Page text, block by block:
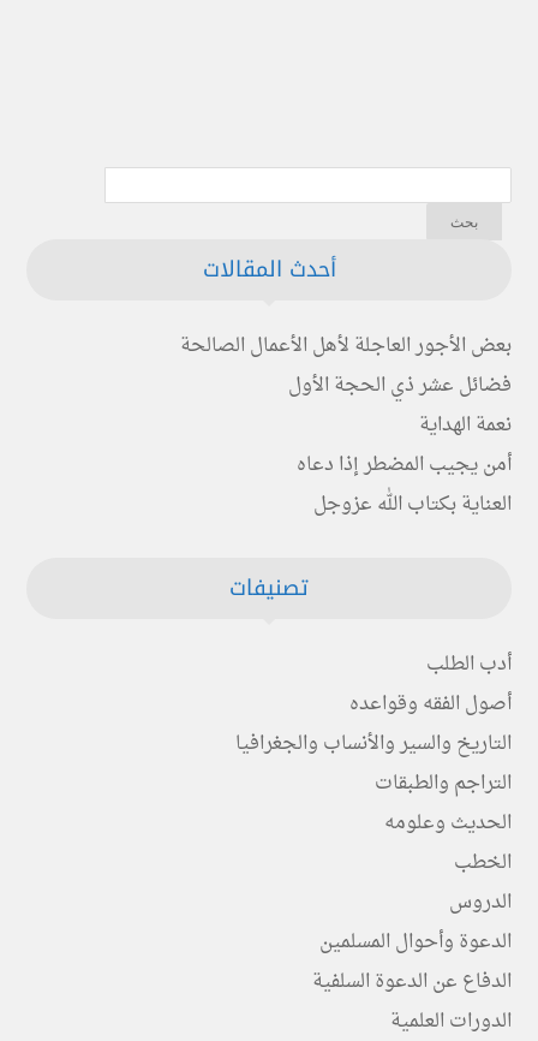
أحدث المقالات
بعض الأجور العاجلة لأهل الأعمال الصالحة
فضائل عشر ذي الحجة الأول
نعمة الهداية
أمن يجيب المضطر إذا دعاه
العناية بكتاب الله عزوجل
تصنيفات
أدب الطلب
أصول الفقه وقواعده
التاريخ والسير والأنساب والجغرافيا
التراجم والطبقات
الحديث وعلومه
الخطب
الدروس
الدعوة وأحوال المسلمين
الدفاع عن الدعوة السلفية
الدورات العلمية